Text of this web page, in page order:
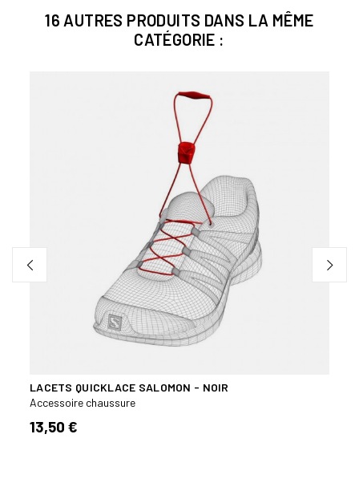
16 AUTRES PRODUITS DANS LA MÊME
CATÉGORIE :
LACETS QUICKLACE SALOMON - NOIR
Accessoire chaussure
13,50 €